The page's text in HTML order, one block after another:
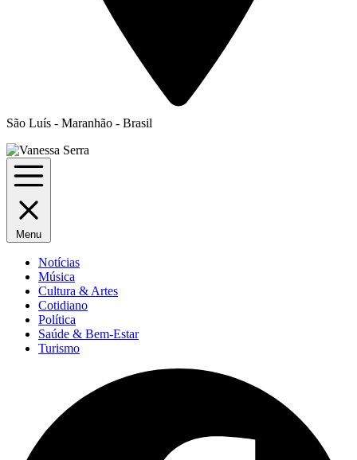
São Luís - Maranhão - Brasil
Menu
Notícias
Música
Cultura & Artes
Cotidiano
Política
Saúde & Bem-Estar
Turismo